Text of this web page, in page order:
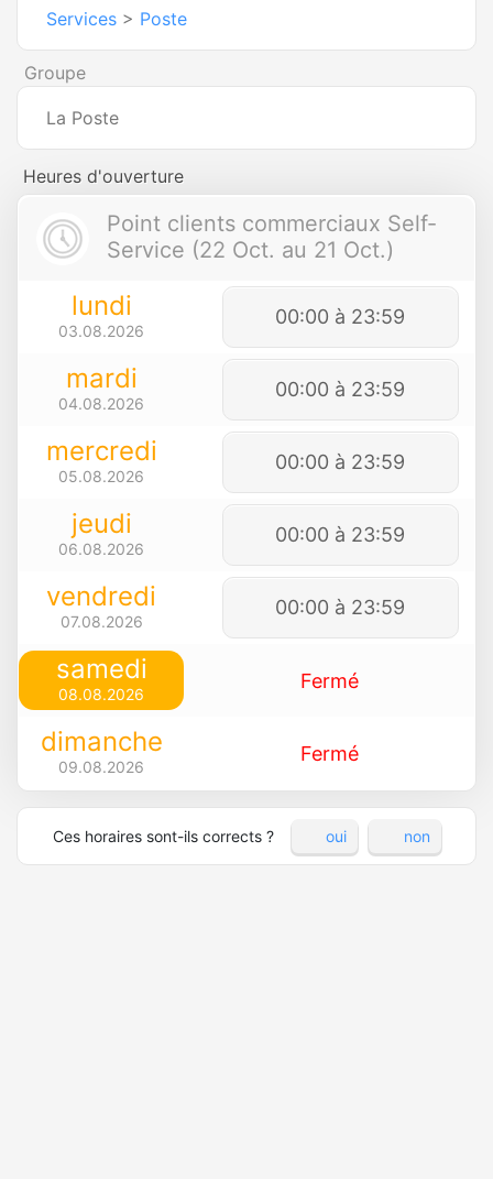
Services > Poste
Groupe
La Poste
Heures d'ouverture
Point clients commerciaux Self-
Service (22 Oct. au 21 Oct.)
lundi
03.08.2026
00:00 à 23:59
mardi
04.08.2026
00:00 à 23:59
mercredi
05.08.2026
00:00 à 23:59
jeudi
06.08.2026
00:00 à 23:59
vendredi
07.08.2026
00:00 à 23:59
samedi
08.08.2026
Fermé
dimanche
09.08.2026
Fermé
Ces horaires sont-ils corrects ? oui non